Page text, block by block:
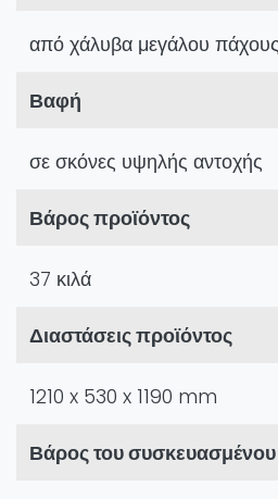
από χάλυβα μεγάλου πάχους
Βαφή
σε σκόνες υψηλής αντοχής
Βάρος προϊόντος
37 κιλά
Διαστάσεις προϊόντος
1210 x 530 x 1190 mm
Βάρος του